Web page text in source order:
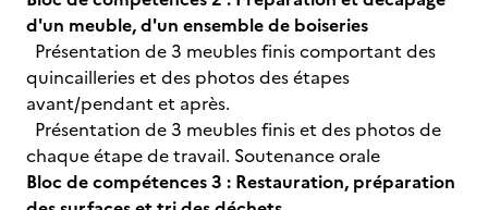
d'un meuble, d'un ensemble de boiseries
Présentation de 3 meubles finis comportant des
quincailleries et des photos des étapes
avant/pendant et après.
Présentation de 3 meubles finis et des photos de
chaque étape de travail. Soutenance orale
Bloc de compétences 3 : Restauration, préparation